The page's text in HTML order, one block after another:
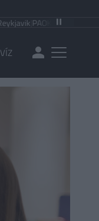
Saloniki 0-1